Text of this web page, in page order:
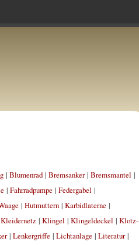
| Blumenrad| Bremsanker| Bremsmantel |
| Fahrradpumpe| Federgabel |
| Hutmuttern| Karbidlaterne|
Kleidernetz| Klingel | Klingeldeckel | Klotz-
| Lenkergriffe| Lichtanlage| Literatur|